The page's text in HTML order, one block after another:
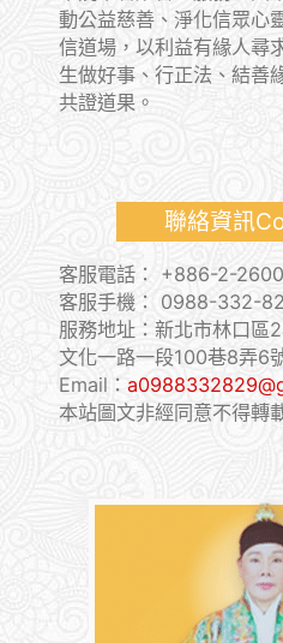
動公益慈善、淨化信眾心
信道場，以利益有緣人尋
生做好事、行正法、結善
共證道果。
聯絡資訊
客服電話： +886-2-
客服手機： 0988-332-
服務地址：新北市林口區
文化一路一段100巷8弄6
Email：
本站圖文非經同意不得轉